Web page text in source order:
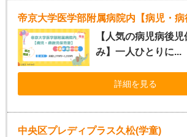
帝京大学医学部附属病院内【病児・病
【人気の病児病後
み】一人ひとりに...
詳細を見る
中央区プレディプラス久松(学童)